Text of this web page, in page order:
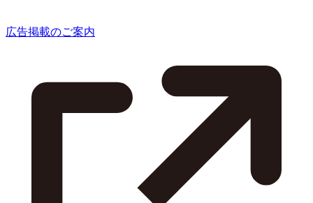
広告掲載のご案内